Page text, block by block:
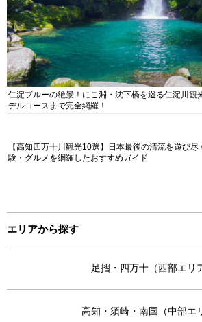
仁淀ブルーの絶景！にこ淵・沈下橋を巡る仁淀川観
デルコースまで完全網羅！
【高知四万十川観光10選】日本最後の清流を遊び
験・グルメを網羅したおすすめガイド
エリアから探す
足摺・四万十（西部エリ
高知・須崎・南国（中部エ